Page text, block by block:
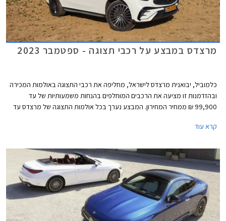
מרצדס במבצע על רכבי תצוגה - ספטמבר 2023
כלמוביל, יבואנית מרצדס לישראל, מחליפה את רכבי התצוגה באולמות המכירה
ובהזדמנות זו מציעה את הרכבים המוחלפים בהנחות משמעותיות של עד
99,900 ₪ ממחיר המחירון. המבצע נערך בכל אולמות התצוגה של מרצדס עד
קרא עוד